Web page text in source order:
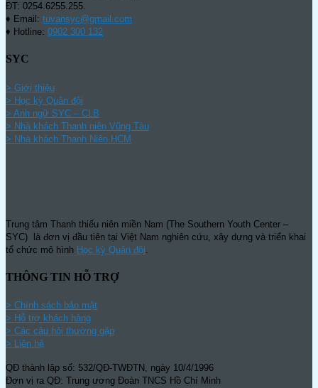
ĐT: 0254.6255.255.
♦ Email: tuvansyc@gmail.com
♦ Hotline: 0902 300 132
SYC
> Giới thiệu
> Học kỳ Quân đội
> Anh ngữ SYC – CLB
> Nhà khách Thanh niên Vũng Tàu
> Nhà khách Thanh Niên HCM
Trung tâm Thanh thiếu niên miền Nam (The Southern Youth Center –
SYC) là đơn vị đầu tiên tại Việt Nam nghiên cứu, xây dựng và triển khai
tổ chức mô hình Học kỳ Quân đội
THÔNG TIN HỖ TRỢ
> Chính sách bảo mật
> Hỗ trợ khách hàng
> Các câu hỏi thường gặp
> Liên hệ
QĐ thành lập số: 532/QĐ-TWĐTN, ngày 10/4/1996
Đơn vị ra QĐ: Trung ương Đoàn TNCS Hồ Chí Minh